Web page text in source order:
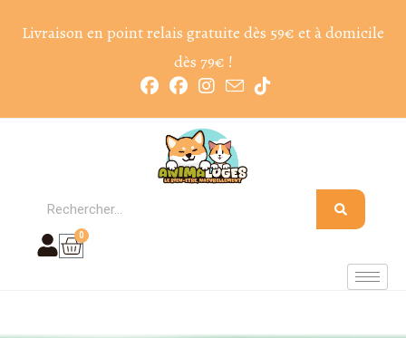
Livraison en point relais gratuite dès 59€ et à domicile
dès 79€ !
0